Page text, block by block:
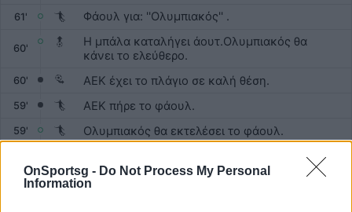
OnSportsg - Do Not Process My Personal
Information
61' Φάουλ για: ''Ολυμπιακός'' .
60'
Η μπάλα καταλήγει άουτ.Ολυμπιακός θα
κάνει το ελεύθερο.
60' ΑΕΚ έχει το πλάγιο σε καλή θέση.
59' ΑΕΚ πήρε το φάουλ.
59' Ολυμπιακός θα εκτελέσει το φάουλ.
58' Ολυμπιακός θα κάνει το πλάγιο.